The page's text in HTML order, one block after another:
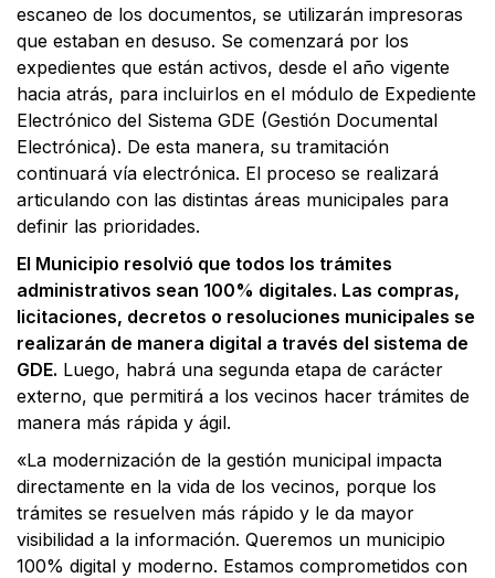
escaneo de los documentos, se utilizarán impresoras
que estaban en desuso. Se comenzará por los
expedientes que están activos, desde el año vigente
hacia atrás, para incluirlos en el módulo de Expediente
Electrónico del Sistema GDE (Gestión Documental
Electrónica). De esta manera, su tramitación
continuará vía electrónica. El proceso se realizará
articulando con las distintas áreas municipales para
definir las prioridades.
El Municipio resolvió que todos los trámites
administrativos sean 100% digitales. Las compras,
licitaciones, decretos o resoluciones municipales se
realizarán de manera digital a través del sistema de
GDE. Luego, habrá una segunda etapa de carácter
externo, que permitirá a los vecinos hacer trámites de
manera más rápida y ágil.
«La modernización de la gestión municipal impacta
directamente en la vida de los vecinos, porque los
trámites se resuelven más rápido y le da mayor
visibilidad a la información. Queremos un municipio
100% digital y moderno. Estamos comprometidos con